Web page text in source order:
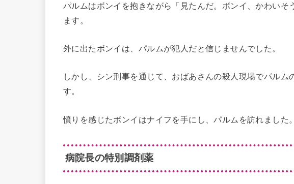
パルムはボンイを抱きながら「見たんだ。ボンイ、かわいそ
ます。
外に出たボンイは、パルムが犯人だと信じませんでした。
しかし、シン刑事を通じて、おばあさんの殺人現場でパルム
す。
憤りを感じたボンイはナイフを手にし、パルムを訪れました。
病院長の特別調剤薬